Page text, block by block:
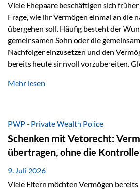
Viele Ehepaare beschäftigen sich
Frage, wie ihr Vermögen einmal an die
übergehen soll. Häufig besteht der
gemeinsamen Sohn oder die
Nachfolger einzusetzen und den
bereits heute sinnvoll vorzubereiten.
passiert, wenn einer der beiden
Vermögen verfügen können. Genau für
Ausgangssituation bietet die Private
Vienna-Life eine durchdachte
Ausgangssituation Stellen Sie sich
Ein…
Mehr lesen
PWP - Private Wealth Police
Schenken mit Vetorecht:
übertragen, ohne die
9. Juli 2026
Viele Eltern möchten Vermögen bereits